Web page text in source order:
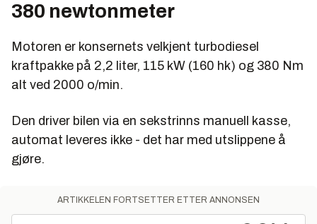
380 newtonmeter
Motoren er konsernets velkjent turbodiesel
kraftpakke på 2,2 liter, 115 kW (160 hk) og 380 Nm
alt ved 2000 o/min.
Den driver bilen via en sekstrinns manuell kasse,
automat leveres ikke - det har med utslippene å
gjøre.
ARTIKKELEN FORTSETTER ETTER ANNONSEN